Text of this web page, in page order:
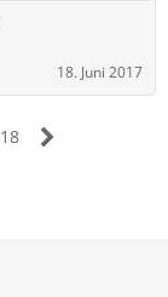
18. Juni 2017
18